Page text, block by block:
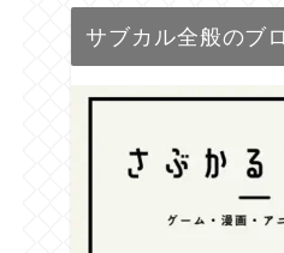
サブカル全般のブ